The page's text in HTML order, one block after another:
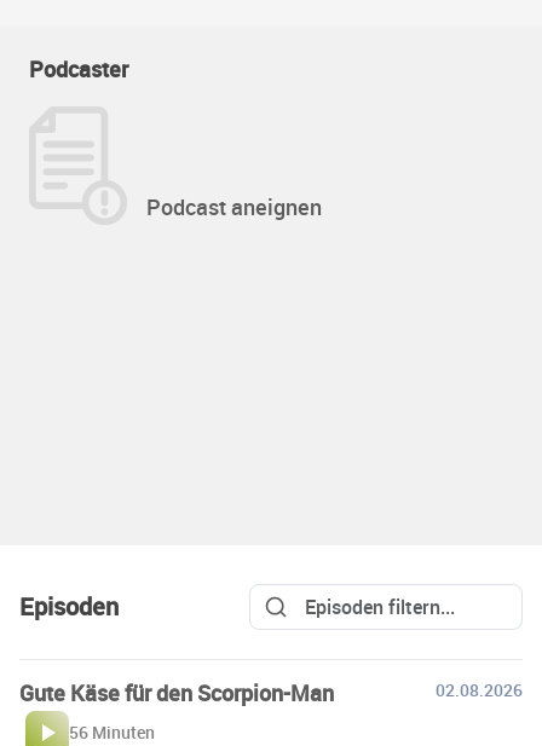
Podcaster
Podcast aneignen
Episoden
Gute Käse für den Scorpion-Man
02.08.2026
56 Minuten